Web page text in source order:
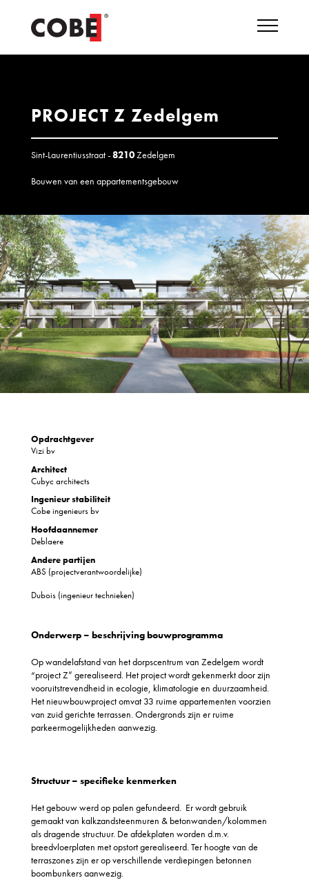
PROJECT Z Zedelgem
Sint-Laurentiusstraat -8210Zedelgem
Bouwen van een appartementsgebouw
Opdrachtgever
Vizi bv
Architect
Cubyc architects
Ingenieur stabiliteit
Cobe ingenieurs bv
Hoofdaannemer
Deblaere
Andere partijen
ABS (projectverantwoordelijke)
Dubois (ingenieur technieken)
Onderwerp – beschrijving bouwprogramma
Op wandelafstand van het dorpscentrum van Zedelgem wordt
“project Z” gerealiseerd. Het project wordt gekenmerkt door zijn
vooruitstrevendheid in ecologie, klimatologie en duurzaamheid.
Het nieuwbouwproject omvat 33 ruime appartementen voorzien
van zuid gerichte terrassen. Ondergronds zijn er ruime
parkeermogelijkheden aanwezig.
Structuur – specifieke kenmerken
Het gebouw werd op palen gefundeerd. Er wordt gebruik
gemaakt van kalkzandsteenmuren & betonwanden/kolommen
als dragende structuur. De afdekplaten worden d.m.v.
breedvloerplaten met opstort gerealiseerd. Ter hoogte van de
terraszones zijn er op verschillende verdiepingen betonnen
boombunkers aanwezig.